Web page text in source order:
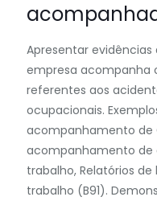
Apresentar
empresa acompanha
referentes aos
ocupacionais.
acompanhamento de
acompanhamento de
trabalho, Relatórios
trabalho (B91).